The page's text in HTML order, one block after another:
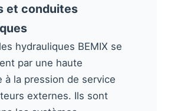
et conduites
hydrauliques BEMIX se
par une haute
à la pression de service
externes. Ils sont